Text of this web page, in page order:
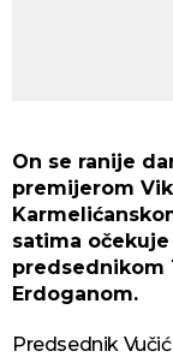
On se ranije
premijerom
satima
predsednikom
Erdoganom.
Predsednik